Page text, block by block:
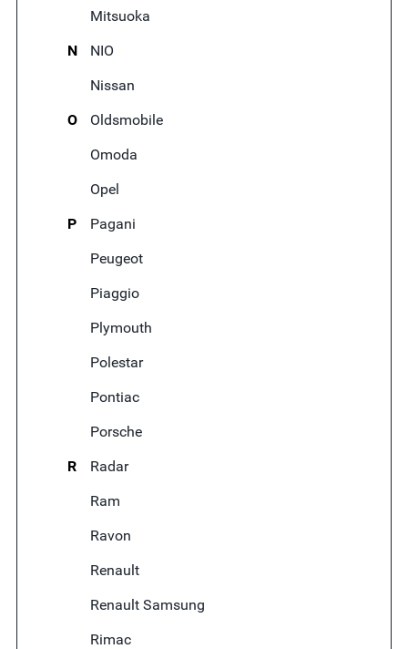
Mitsuoka
N
NIO
Nissan
O
Oldsmobile
Omoda
Opel
P
Pagani
Peugeot
Piaggio
Plymouth
Polestar
Pontiac
Porsche
R
Radar
Ram
Ravon
Renault
Renault Samsung
Rimac